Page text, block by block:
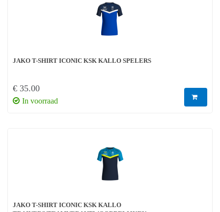
JAKO T-SHIRT ICONIC KSK KALLO SPELERS
€ 35.00
In voorraad
JAKO T-SHIRT ICONIC KSK KALLO